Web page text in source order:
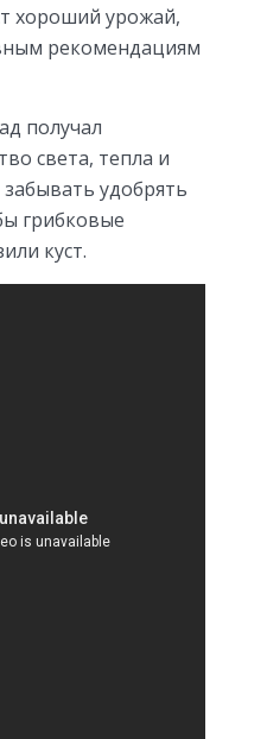
хороший урожай,
рекомендациям
получал
света, тепла и
удобрять
грибковые
куст.